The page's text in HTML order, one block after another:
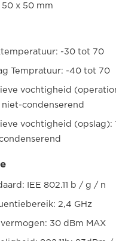
50 x 50 mm
-30 tot 70
Tempratuur: -40 tot 70
vochtigheid
niet-condenserend
vochtigheid (opslag):
IEE 802.11 b / g / n
2,4 GHz
30 dBm MAX